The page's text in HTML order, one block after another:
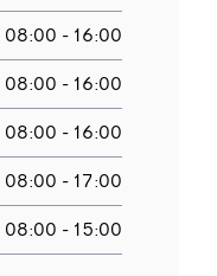
08:00 - 16:00
08:00 - 16:00
08:00 - 16:00
08:00 - 17:00
08:00 - 15:00